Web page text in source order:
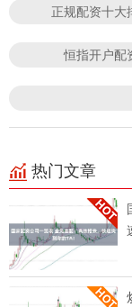
正规配资十大
恒指开户配
热门文章